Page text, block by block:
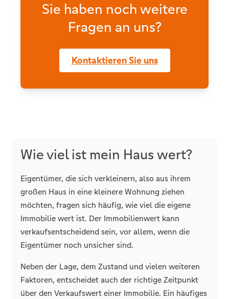
Sie haben noch weitere
Fragen an uns?
Kontaktieren Sie uns
Wie viel ist mein Haus wert?
Eigentümer, die sich verkleinern, also aus ihrem
großen Haus in eine kleinere Wohnung ziehen
möchten, fragen sich häufig, wie viel die eigene
Immobilie wert ist. Der Immobilienwert kann
verkaufsentscheidend sein, vor allem, wenn die
Eigentümer noch unsicher sind.
Neben der Lage, dem Zustand und vielen weiteren
Faktoren, entscheidet auch der richtige Zeitpunkt
über den Verkaufswert einer Immobilie. Ein häufiges